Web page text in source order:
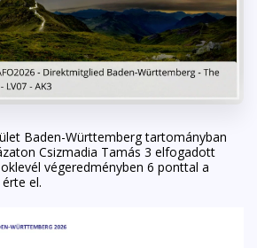
Baden-Württemberg tartományban
Csizmadia Tamás 3 elfogadott
végeredményben 6 ponttal a
el.